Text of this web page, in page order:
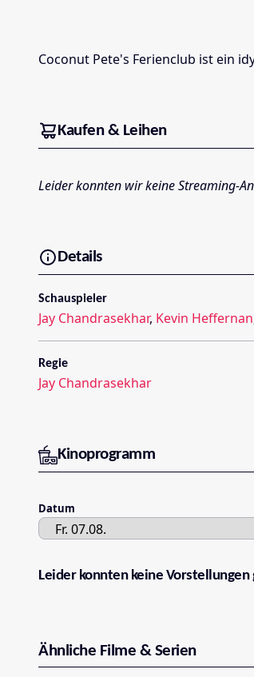
Coconut Pete's Ferienclub ist ein
Kaufen & Leihen
Leider konnten wir keine Streaming-
Details
Schauspieler
Jay Chandrasekhar, Kevin Heffernan
Regie
Jay Chandrasekhar
Kinoprogramm
Datum
Leider konnten keine
Ähnliche Filme & Serien